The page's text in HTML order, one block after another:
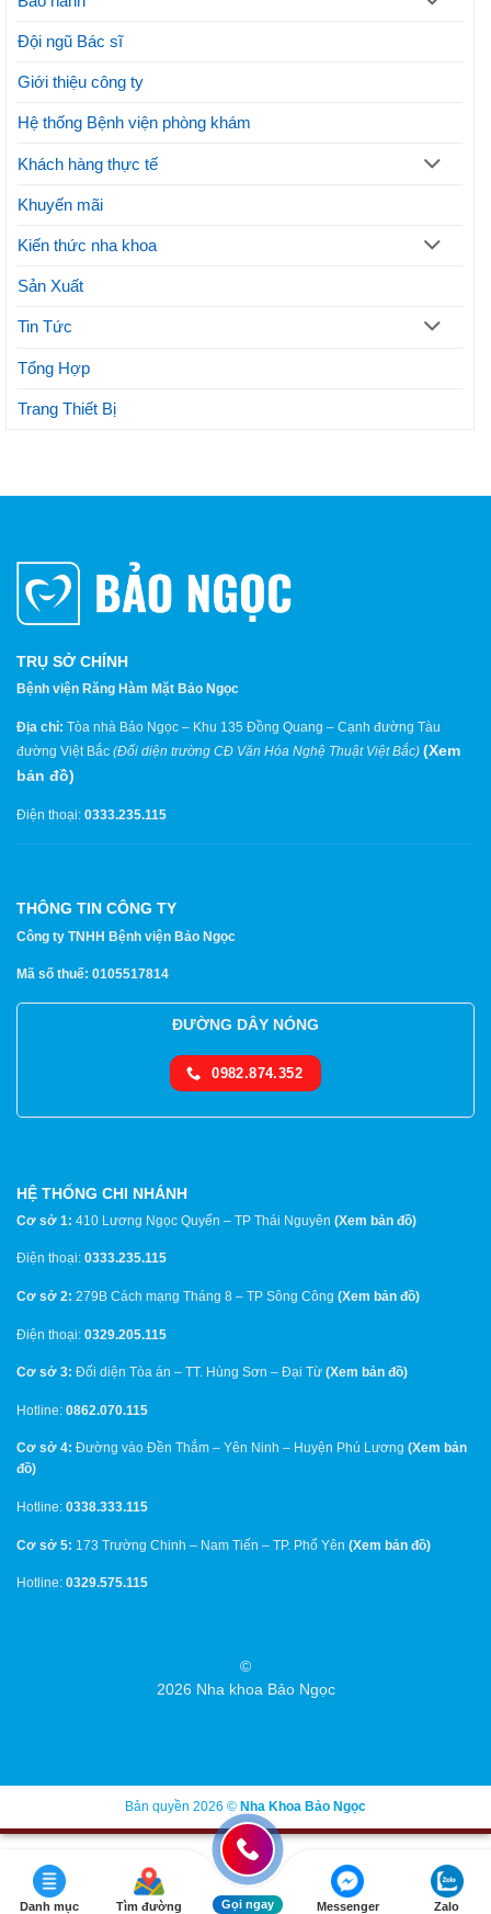
mỹ
Đội ngũ Bác sĩ
Giới thiệu công ty
Hệ thống Bệnh viện phòng khám
Khách hàng thực tế
Khuyến mãi
Kiến thức nha khoa
Sản Xuất
Tin Tức
Tổng Hợp
Trang Thiết Bị
TRỤ SỞ CHÍNH
Bệnh viện Răng Hàm Mặt Bảo Ngọc
Địa chỉ: Tòa nhà Bảo Ngọc – Khu 135 Đồng Quang – Cạnh đường Tàu
đường Việt Bắc (Đối diện trường CĐ Văn Hóa Nghệ Thuật Việt Bắc) (Xem
bản đồ)
Điện thoại: 0333.235.115
THÔNG TIN CÔNG TY
Công ty TNHH Bệnh viện Bảo Ngọc
Mã số thuế: 0105517814
ĐƯỜNG DÂY NÓNG
0982.874.352
HỆ THỐNG CHI NHÁNH
Cơ sở 1: 410 Lương Ngọc Quyến – TP Thái Nguyên (Xem bản đồ)
Điện thoại: 0333.235.115
Cơ sở 2: 279B Cách mạng Tháng 8 – TP Sông Công (Xem bản đồ)
Điện thoại: 0329.205.115
Cơ sở 3: Đối diện Tòa án – TT. Hùng Sơn – Đại Từ (Xem bản đồ)
Hotline: 0862.070.115
Cơ sở 4: Đường vào Đền Thắm – Yên Ninh – Huyện Phú Lương (Xem bản
đồ)
Hotline: 0338.333.115
Cơ sở 5: 173 Trường Chinh – Nam Tiến – TP. Phổ Yên (Xem bản đồ)
Hotline: 0329.575.115
©
2026 Nha khoa Bảo Ngọc
Bản quyền 2026 © Nha Khoa Bảo Ngọc
Danh mục Tìm đường Gọi ngay Messenger Zalo